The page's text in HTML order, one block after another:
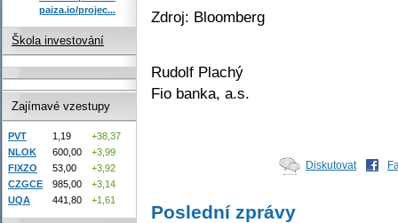
Zdroj: Bloomberg
Rudolf Plachý
Fio banka, a.s.
Diskutovat
Poslední zprávy
paiza.io/projec...
Škola investování
Zajímavé vzestupy
PVT 1,19
+38,37
NLOK
600,00
+3,99
FIXZO
53,00
+3,92
CZGCE
985,00
+3,14
UQA
441,80 +1,61